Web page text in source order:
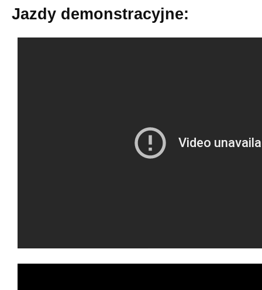
Jazdy demonstracyjne: